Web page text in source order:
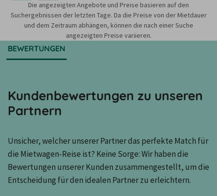
Die angezeigten Angebote und Preise basieren auf den
Suchergebnissen der letzten Tage. Da die Preise von der Mietdauer
und dem Zeitraum abhängen, können die nach einer Suche
angezeigten Preise variieren.
BEWERTUNGEN
Kundenbewertungen zu unseren
Partnern
Unsicher, welcher unserer Partner das perfekte Match für
die Mietwagen-Reise ist? Keine Sorge: Wir haben die
Bewertungen unserer Kunden zusammengestellt, um die
Entscheidung für den idealen Partner zu erleichtern.